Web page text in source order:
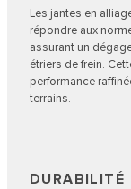
Les jantes en
répondre aux
assurant un
étriers de frein.
performance
terrains.
DURABILITÉ